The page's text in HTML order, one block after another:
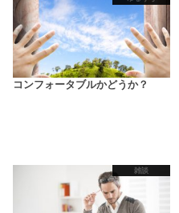
コンフォータブルかどうか？
雑談